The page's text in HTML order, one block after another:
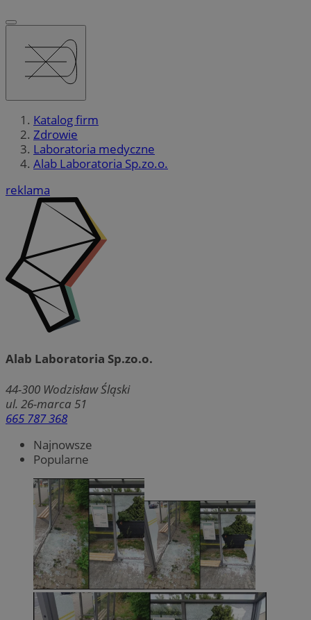
Katalog firm
Zdrowie
Laboratoria medyczne
Alab Laboratoria Sp.zo.o.
reklama
Alab Laboratoria Sp.zo.o.
44-300 Wodzisław Śląski
ul. 26-marca 51
665 787 368
Najnowsze
Popularne